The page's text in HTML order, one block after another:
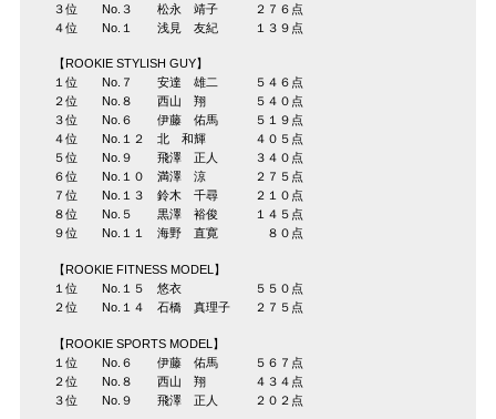
３位 No.３ 松永 靖子 ２７６点
４位 No.１ 浅見 友紀 １３９点
【ROOKIE STYLISH GUY】
１位 No.７ 安達 雄二 ５４６点
２位 No.８ 西山 翔 ５４０点
３位 No.６ 伊藤 佑馬 ５１９点
４位 No.１２ 北 和輝 ４０５点
５位 No.９ 飛澤 正人 ３４０点
６位 No.１０ 満澤 涼 ２７５点
７位 No.１３ 鈴木 千尋 ２１０点
８位 No.５ 黒澤 裕俊 １４５点
９位 No.１１ 海野 直寛 ８０点
【ROOKIE FITNESS MODEL】
１位 No.１５ 悠衣 ５５０点
２位 No.１４ 石橋 真理子 ２７５点
【ROOKIE SPORTS MODEL】
１位 No.６ 伊藤 佑馬 ５６７点
２位 No.８ 西山 翔 ４３４点
３位 No.９ 飛澤 正人 ２０２点